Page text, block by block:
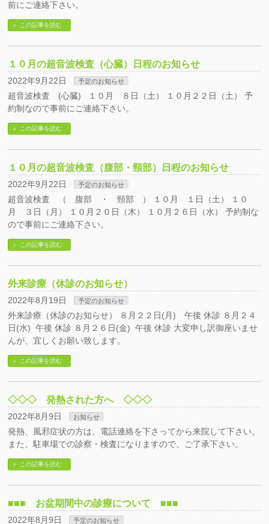
前にご連絡下さい。
この記事を読む
１０月の超音波検査（心臓）日程のお知らせ
2022年9月22日 予定のお知らせ
超音波検査 (心臓) １０月 ８日（土） １０月２２日（土） 予
約制なので事前にご連絡下さい。
この記事を読む
１０月の超音波検査（腹部・頸部）日程のお知らせ
2022年9月22日 予定のお知らせ
超音波検査 （ 腹部 ・ 頸部 ） １０月 １日（土） １０
月 ３日（月） １０月２０日（木） １０月２６日（水） 予約制な
ので事前にご連絡下さい。
この記事を読む
外来診療（休診のお知らせ）
2022年8月19日 予定のお知らせ
外来診療（休診のお知らせ） ８月２２日(月) 午後 休診 ８月２４
日(水) 午後 休診 ８月２６日(金) 午後 休診 大変申し訳御座いませ
んが、宜しくお願い致します。
この記事を読む
◇◇◇ 発熱された方へ ◇◇◇
2022年8月9日 お知らせ
発熱、風邪症状の方は、電話連絡を下さってから来院して下さい。
また、駐車場での診察・検査になりますので、ご了承下さい。
この記事を読む
■■■ お盆期間中の診療について ■■■
2022年8月9日 予定のお知らせ